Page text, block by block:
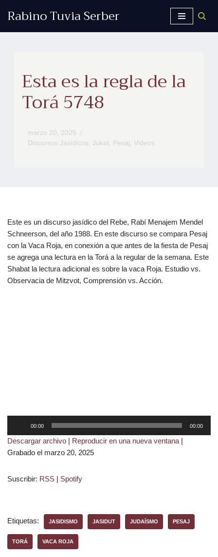
Rabino Tuvia Serber
Esta es la regla de la
Torá 5748
marzo 20, 2025
Discursos Jasídicos, Jukat, Pesaj, Videos
Este es un discurso jasídico del Rebe, Rabí Menajem Mendel
Schneerson, del año 1988. En este discurso se compara Pesaj
con la Vaca Roja, en conexión a que antes de la fiesta de Pesaj
se agrega una lectura en la Torá a la regular de la semana. Este
Shabat la lectura adicional es sobre la vaca Roja. Estudio vs.
Observacia de Mitzvot, Comprensión vs. Acción.
p
r
d
o
r
d
00:00 00:00
Descargar archivo | Reproducir en una nueva ventana |
Grabado el marzo 20, 2025
Suscribir: RSS | Spotify
Etiquetas: JASIDISMO JASIDUT JUDAÍSMO PESAJ
TORÁ VACA ROJA